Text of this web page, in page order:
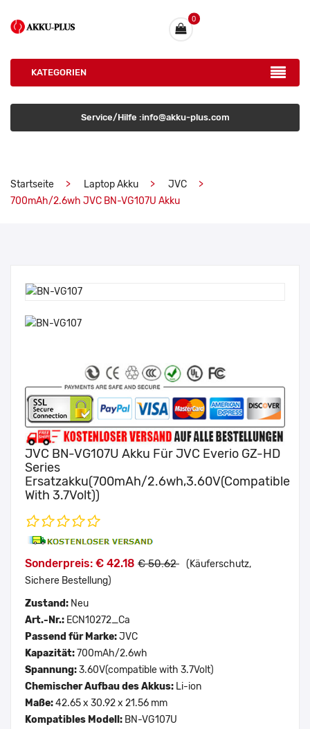
0
KATEGORIEN
Service/Hilfe :info@akku-plus.com
Startseite Laptop Akku
JVC
700mAh/2.6wh JVC BN-VG107U Akku
JVC BN-VG107U Akku Für JVC Everio GZ-HD
Series
Ersatzakku(700mAh/2.6wh,3.60V(compatible
With 3.7Volt))
Sonderpreis: € 42.18 € 50.62 (Käuferschutz,
Sichere Bestellung)
Zustand: Neu
Art.-Nr.: ECN10272_Ca
Passend für Marke:JVC
Kapazität:700mAh/2.6wh
Spannung:3.60V(compatible with 3.7Volt)
Chemischer Aufbau des Akkus: Li-ion
Maße:42.65 x 30.92 x 21.56 mm
Kompatibles Modell: BN-VG107U